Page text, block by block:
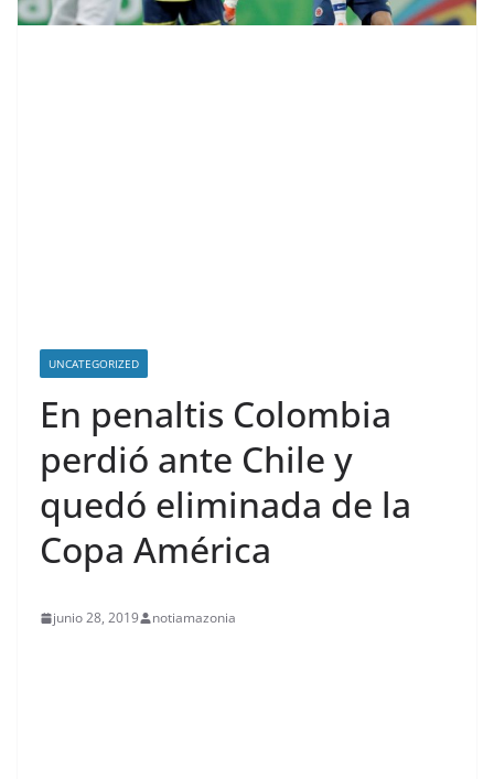
UNCATEGORIZED
En penaltis Colombia
perdió ante Chile y
quedó eliminada de la
Copa América
junio 28, 2019 notiamazonia